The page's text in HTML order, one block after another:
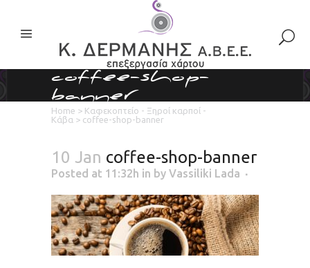
coffee-shop-
banner
Home > Καφεκοπτείο - Ξηροί καρποί -
Κάβα > coffee-shop-banner
10 Jan coffee-shop-banner
Posted at 11:32h in by Vassiliki Lada